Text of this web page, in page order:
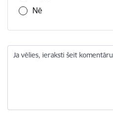
Nē
Ja vēlies, ieraksti šeit komentāru